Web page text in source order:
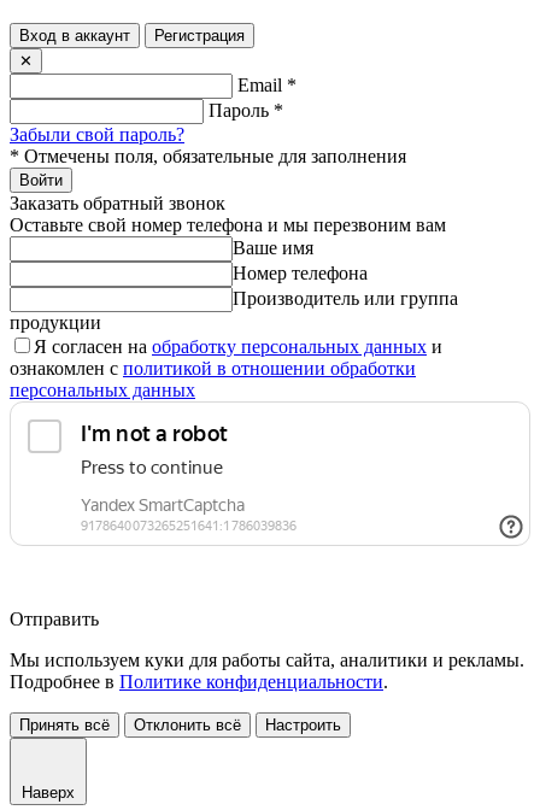
Вход в аккаунт
Регистрация
✕
Email *
Пароль *
Забыли свой пароль?
* Отмечены поля, обязательные для заполнения
Войти
Заказать обратный звонок
Оставьте свой номер телефона и мы перезвоним вам
Ваше имя
Номер телефона
Производитель или группа
продукции
Я согласен на обработку персональных данных и
ознакомлен с политикой в отношении обработки
персональных данных
Отправить
Мы используем куки для работы сайта, аналитики и рекламы.
Подробнее в Политике конфиденциальности.
Принять всё Отклонить всё Настроить
Наверх